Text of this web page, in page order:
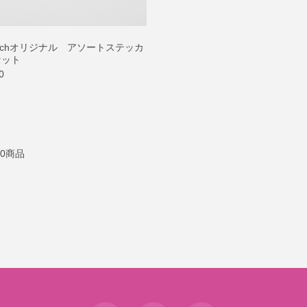
オリジナル アソートステッカ
ト
商品